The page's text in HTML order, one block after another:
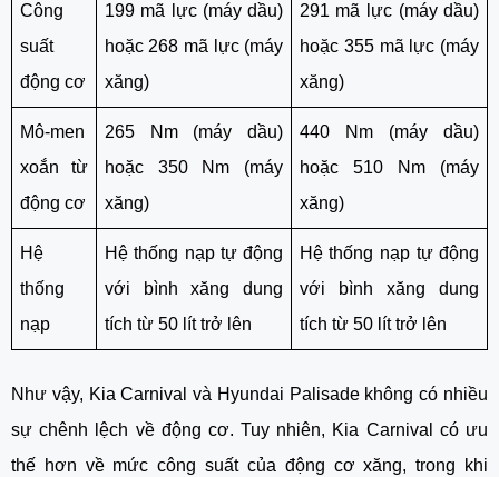
Công
suất
động cơ
199 mã lực (máy dầu)
hoặc 268 mã lực (máy
xăng)
291 mã lực (máy dầu)
hoặc 355 mã lực (máy
xăng)
Mô-men
xoắn từ
động cơ
265 Nm (máy dầu)
hoặc 350 Nm (máy
xăng)
440 Nm (máy dầu)
hoặc 510 Nm (máy
xăng)
Hệ
thống
nạp
Hệ thống nạp tự động
với bình xăng dung
tích từ 50 lít trở lên
Hệ thống nạp tự động
với bình xăng dung
tích từ 50 lít trở lên
Như vậy, Kia Carnival và Hyundai Palisade không có nhiều
sự chênh lệch về động cơ. Tuy nhiên, Kia Carnival có ưu
thế hơn về mức công suất của động cơ xăng, trong khi